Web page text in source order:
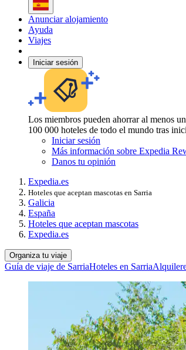
Anunciar alojamiento
Ayuda
Viajes
Iniciar sesión
Los miembros pueden ahorrar al menos
100 000 hoteles de todo el mundo tras
Iniciar sesión
Más información sobre Expedia
Danos tu opinión
Expedia.es
Hoteles que aceptan mascotas en Sarria
Galicia
España
Hoteles que aceptan mascotas
Expedia.es
Organiza tu viaje
Guía de viaje de SarriaHoteles en Sarria